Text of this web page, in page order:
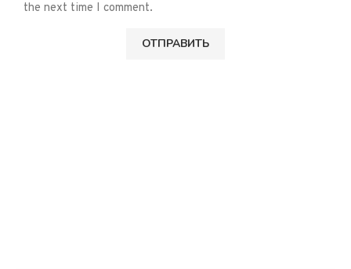
the next time I comment.